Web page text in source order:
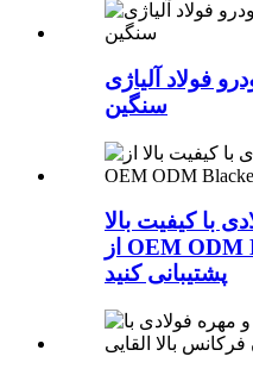
فولاد آلیاژی
سنگین
با کیفیت بالا
از OEM ODM Blackening Treatment
پشتیبانی کنید